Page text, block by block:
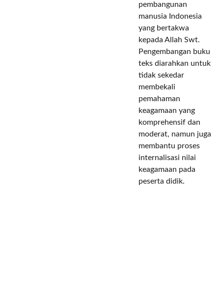
pembangunan
manusia Indonesia
yang bertakwa
kepada Allah Swt.
Pengembangan buku
teks diarahkan untuk
tidak sekedar
membekali
pemahaman
keagamaan yang
komprehensif dan
moderat, namun juga
membantu proses
internalisasi nilai
keagamaan pada
peserta didik.